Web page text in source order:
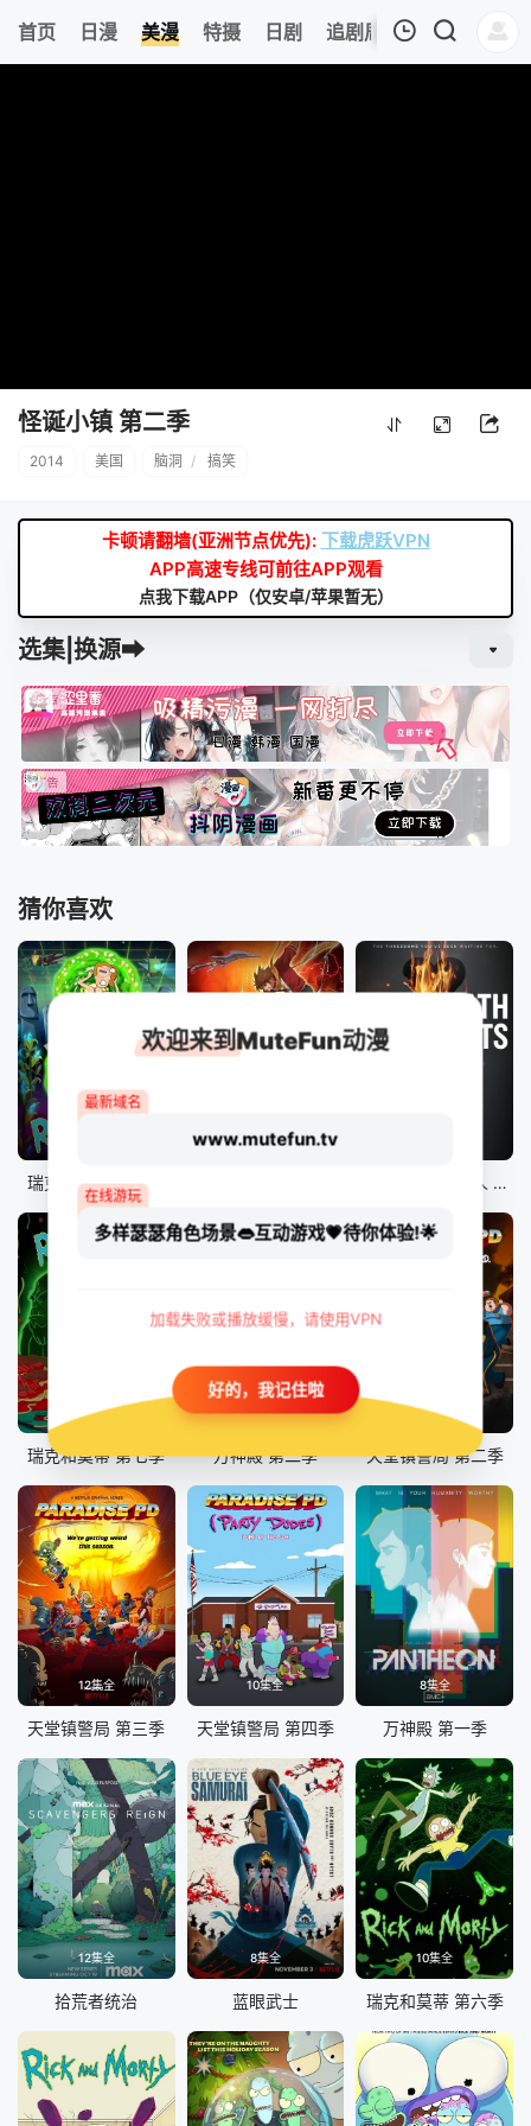
首页 日漫 美漫 特摄 日剧 追剧周表 今日更新
怪诞小镇 第二季
2014 美国 脑洞 / 搞笑
卡顿请翻墙(亚洲节点优先): 下载虎跃VPN
APP高速专线可前往APP观看
点我下载APP（仅安卓/苹果暂无）
选集|换源➡
猜你喜欢
瑞克和莫蒂 第八季
8集全
爱、死亡和机器人 第三季
10集全
瑞克和莫蒂 第七季
8集全
万神殿 第二季
8集全
天堂镇警局 第二季
12集全
天堂镇警局 第三季
10集全
天堂镇警局 第四季
8集全
万神殿 第一季
12集全
拾荒者统治
8集全
蓝眼武士
10集全
瑞克和莫蒂 第六季
欢迎来到MuteFun动漫
最新域名
www.mutefun.tv
在线游玩
多样瑟瑟角色场景👄互动游戏💗待你体验!🌟
加载失败或播放缓慢，请使用VPN
好的，我记住啦